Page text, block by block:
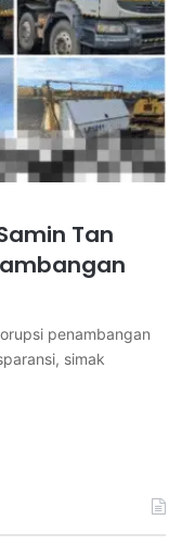
Tan
penambangan
simak